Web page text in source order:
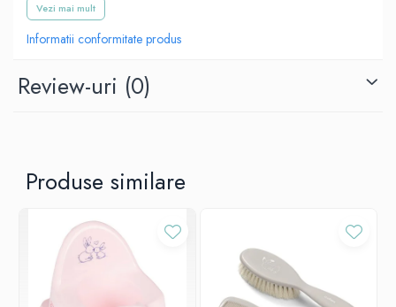
Reductorul anti-derapant Tega Baby este alcatuit din doua
componente: o suprafata anti-derapanta pe care se aseaza copilul
Datorită marginilor anti-derapante, reductorul Tega Baby nu
alunecă de pe suprafata pe care este montat.
Forma ergonomica a reductorului anti-derapant este conturată
adecvat si oferă confort copilului atunci cand il foloseste.
Vezi mai mult
Informatii conformitate produs
Review-uri (0)
Produse similare